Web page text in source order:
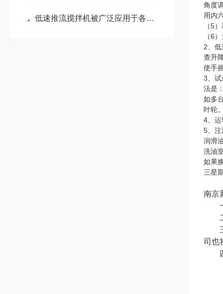
低速推流搅拌机被广泛应用于各种规模的水处理项目中
角度
用内
（5
（6
2、
查升
使手
3、
法是
如多
叶轮
4、运
5、注
润滑
洗油
如果
三星
南京
一.
二.
三.
司也
四.